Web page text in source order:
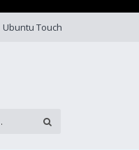
Ubuntu Touch